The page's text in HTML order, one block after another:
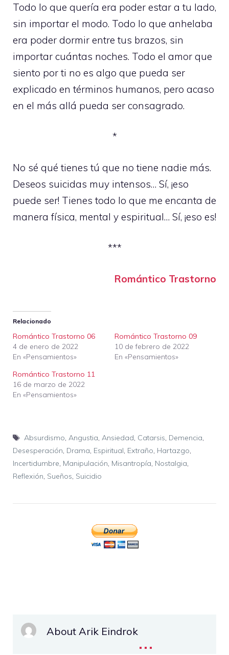
Todo lo que quería era poder estar a tu lado,
sin importar el modo. Todo lo que anhelaba
era poder dormir entre tus brazos, sin
importar cuántas noches. Todo el amor que
siento por ti no es algo que pueda ser
explicado en términos humanos, pero acaso
en el más allá pueda ser consagrado.
*
No sé qué tienes tú que no tiene nadie más.
Deseos suicidas muy intensos… Sí, ¡eso
puede ser! Tienes todo lo que me encanta de
manera física, mental y espiritual… Sí, ¡eso es!
***
Romántico Trastorno
Relacionado
Romántico Trastorno 06
4 de enero de 2022
En «Pensamientos»
Romántico Trastorno 09
10 de febrero de 2022
En «Pensamientos»
Romántico Trastorno 11
16 de marzo de 2022
En «Pensamientos»
Etiquetas
Absurdismo, Angustia, Ansiedad, Catarsis, Demencia,
Desesperación, Drama, Espiritual, Extraño, Hartazgo,
Incertidumbre, Manipulación, Misantropía, Nostalgia,
Reflexión, Sueños, Suicidio
About Arik Eindrok...